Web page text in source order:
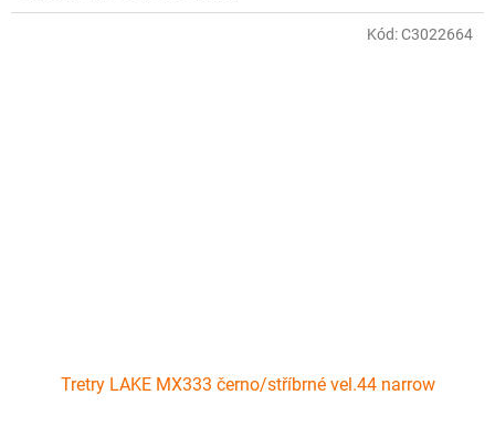
Tretry LAKE MX333 černo/stříbrné vel.44 narrow
Kód:C3022664